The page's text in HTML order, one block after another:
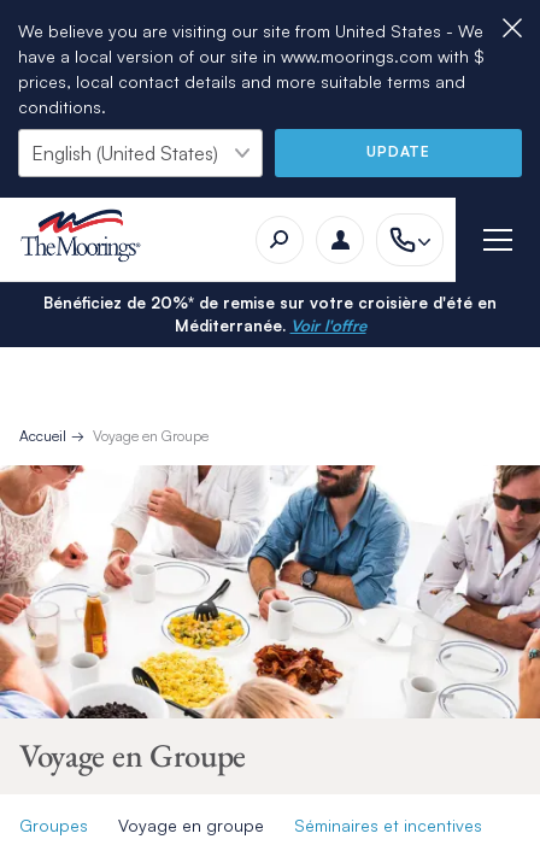
We believe you are visiting our site from United States - We
have a local version of our site in www.moorings.com with $
prices, local contact details and more suitable terms and
conditions.
UPDATE
Bénéficiez de 20%* de remise sur votre croisière d'été en
Méditerranée. Voir l'offre
Accueil Voyage en Groupe
Voyage en Groupe
Groupes Voyage en groupe Séminaires et incentives